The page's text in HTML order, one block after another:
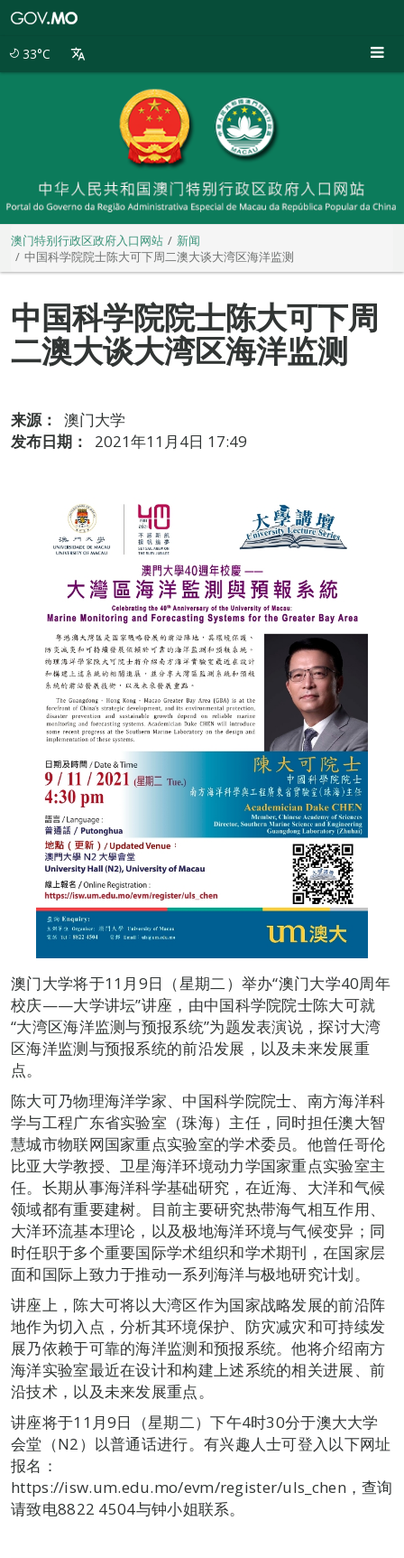
33°C
澳门特别行政区政府入口网站
新闻
中国科学院院士陈大可下周二澳大谈大湾区海洋监测
中国科学院院士陈大可下周
二澳大谈大湾区海洋监测
来源：
澳门大学
发布日期：
2021年11月4日 17:49
澳门大学将于11月9日（星期二）举办“澳门大学40周年
校庆——大学讲坛”讲座，由中国科学院院士陈大可就
“大湾区海洋监测与预报系统”为题发表演说，探讨大湾
区海洋监测与预报系统的前沿发展，以及未来发展重
点。
陈大可乃物理海洋学家、中国科学院院士、南方海洋科
学与工程广东省实验室（珠海）主任，同时担任澳大智
慧城市物联网国家重点实验室的学术委员。他曾任哥伦
比亚大学教授、卫星海洋环境动力学国家重点实验室主
任。长期从事海洋科学基础研究，在近海、大洋和气候
领域都有重要建树。目前主要研究热带海气相互作用、
大洋环流基本理论，以及极地海洋环境与气候变异；同
时任职于多个重要国际学术组织和学术期刊，在国家层
面和国际上致力于推动一系列海洋与极地研究计划。
讲座上，陈大可将以大湾区作为国家战略发展的前沿阵
地作为切入点，分析其环境保护、防灾减灾和可持续发
展乃依赖于可靠的海洋监测和预报系统。他将介绍南方
海洋实验室最近在设计和构建上述系统的相关进展、前
沿技术，以及未来发展重点。
讲座将于11月9日（星期二）下午4时30分于澳大大学
会堂（N2）以普通话进行。有兴趣人士可登入以下网址
报名：
https://isw.um.edu.mo/evm/register/uls_chen，查询
请致电8822 4504与钟小姐联系。